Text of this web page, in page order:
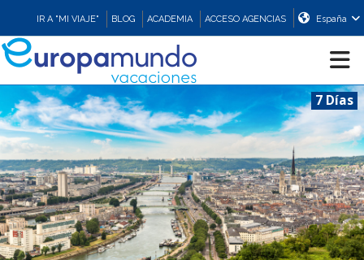
IR A "MI VIAJE" BLOG ACADEMIA ACCESO AGENCIAS España
CRUCEROS
EUROPA
ASIA
7 Días